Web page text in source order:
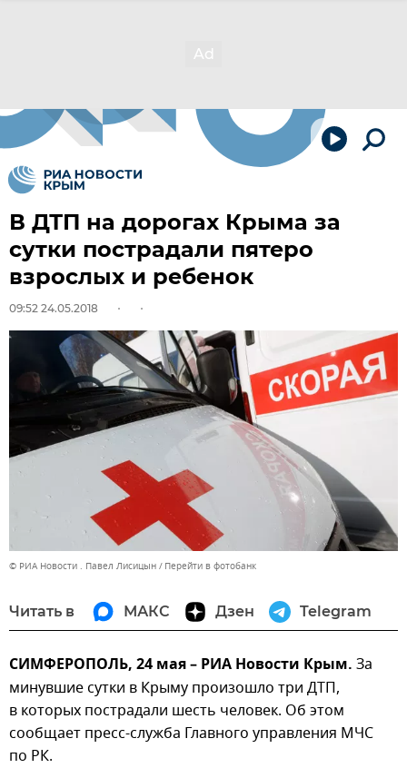
В ДТП на дорогах Крыма за
сутки пострадали пятеро
взрослых и ребенок
09:52 24.05.2018
© РИА Новости . Павел Лисицын Перейти в фотобанк
Читать в МАКС Дзен Telegram
СИМФЕРОПОЛЬ, 24 мая – РИА Новости Крым. За
минувшие сутки в Крыму произошло три ДТП,
в которых пострадали шесть человек. Об этом
сообщает пресс-служба Главного управления МЧС
по РК.